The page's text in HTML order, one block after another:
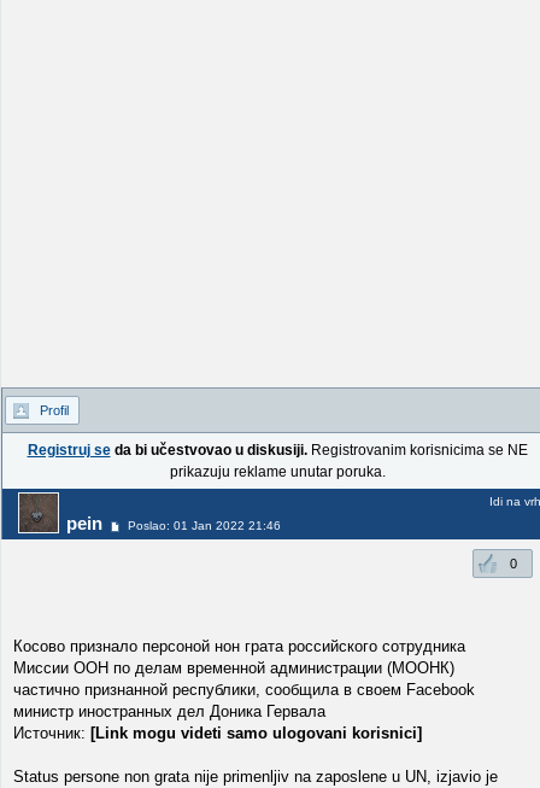
Profil
Registruj seda bi učestvovao u diskusiji.Registrovanim korisnicima se NE
prikazuju reklame unutar poruka.
pein Poslao: 01 Jan 2022 21:46
Idi na vrh
0
Косово признало персоной нон грата российского сотрудника
Миссии ООН по делам временной администрации (МООНК)
частично признанной республики, сообщила в своем Facebook
министр иностранных дел Доника Гервала
Источник: [Link mogu videti samo ulogovani korisnici]
Status persone non grata nije primenljiv na zaposlene u UN, izjavio je